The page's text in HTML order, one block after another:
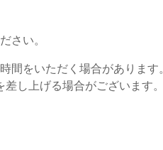
さい。
をいただく場合があります。
し上げる場合がございます。